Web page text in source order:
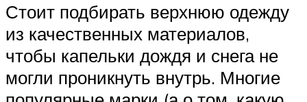
Стоит подбирать верхнюю одежду
из качественных материалов,
чтобы капельки дождя и снега не
могли проникнуть внутрь. Многие